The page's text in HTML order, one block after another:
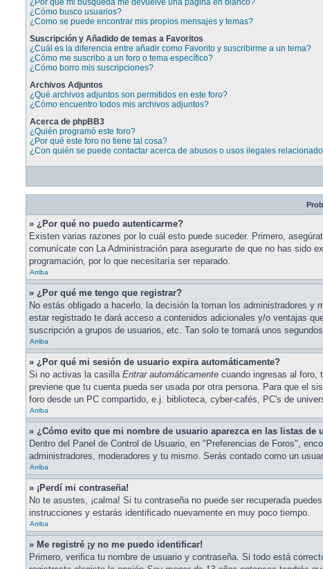
¿Por qué mi búsqueda me devuelve una página en blanco?
¿Cómo busco usuarios?
¿Como se puede encontrar mis propios mensajes y temas?
Suscripción y Añadido de temas a Favoritos
¿Cuál es la diferencia entre añadir como Favorito y suscribirme a un tema?
¿Cómo me suscribo a un foro o tema específico?
¿Cómo borro mis suscripciones?
Archivos Adjuntos
¿Qué archivos adjuntos son permitidos en este foro?
¿Cómo encuentro todos mis archivos adjuntos?
Acerca de phpBB3
¿Quién programó este foro?
¿Por qué este foro no tiene tal cosa?
¿Con quién se puede contactar acerca de abusos o usos ilegales
» ¿Por qué no puedo autenticarme?
Existen varias razones por lo cuál esto puede suceder. Primero,
comunícate con La Administración para asegurarte de que no has sido
programación, por lo que necesitaría ser reparado.
Arriba
» ¿Por qué me tengo que registrar?
No estás obligado a hacerlo, la decisión la toman los administradores
estar registrado te dará acceso a contenidos adicionales y/o ventajas
suscripción a grupos de usuarios, etc. Tan solo te tomará unos
Arriba
» ¿Por qué mi sesión de usuario expira automáticamente?
Si no activas la casilla Entrar automáticamente cuando ingresas al foro,
previene que tu cuenta pueda ser usada por otra persona. Para que el
foro desde un PC compartido, e.j. biblioteca, cyber-cafés, PC's de
Arriba
» ¿Cómo evito que mi nombre de usuario aparezca en las listas de
Dentro del Panel de Control de Usuario, en "Preferencias de Foros",
administradores, moderadores y tu mismo. Serás contado como un
Arriba
» ¡Perdí mi contraseña!
No te asustes, ¡calma! Si tu contraseña no puede ser recuperada
instrucciones y estarás identificado nuevamente en muy poco tiempo.
Arriba
» Me registré ¡y no me puedo identificar!
Primero, verifica tu nombre de usuario y contraseña. Si todo está